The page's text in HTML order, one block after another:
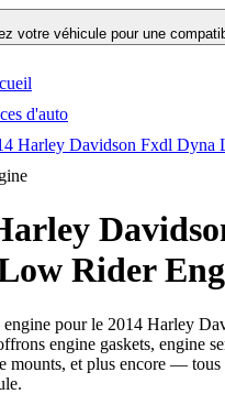
votre véhicule pour une
d'auto
Harley Davidson Fxdl Dyna
Rider
engine pour le 2014 Harley
engine gaskets, engine
mounts, et plus encore —